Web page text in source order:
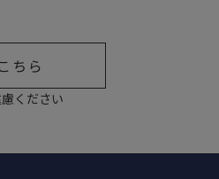
ちら
ください